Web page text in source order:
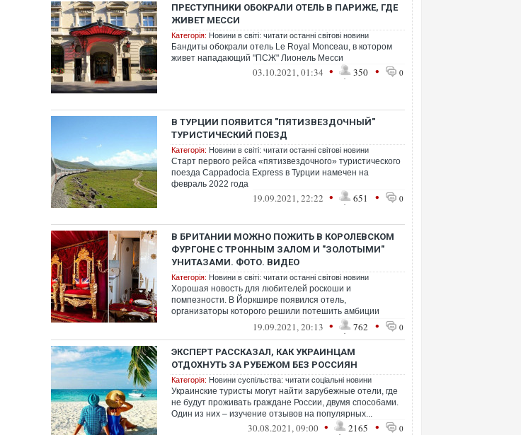
ПРЕСТУПНИКИ ОБОКРАЛИ ОТЕЛЬ В ПАРИЖЕ, ГДЕ
ЖИВЕТ МЕССИ
Категорія: Новини в світі: читати останні світові новини
Бандиты обокрали отель Le Royal Monceau, в котором
живет нападающий "ПСЖ" Лионель Месси
03.10.2021, 01:34 • 350 • 0
В ТУРЦИИ ПОЯВИТСЯ "ПЯТИЗВЕЗДОЧНЫЙ"
ТУРИСТИЧЕСКИЙ ПОЕЗД
Категорія: Новини в світі: читати останні світові новини
Старт первого рейса «пятизвездочного» туристического
поезда Cappadocia Express в Турции намечен на
февраль 2022 года
19.09.2021, 22:22 • 651 • 0
В БРИТАНИИ МОЖНО ПОЖИТЬ В КОРОЛЕВСКОМ
ФУРГОНЕ С ТРОННЫМ ЗАЛОМ И "ЗОЛОТЫМИ"
УНИТАЗАМИ. ФОТО. ВИДЕО
Категорія: Новини в світі: читати останні світові новини
Хорошая новость для любителей роскоши и
помпезности. В Йоркшире появился отель,
организаторы которого решили потешить амбиции
постояльцев с аристократ...19.09.2021, 20:13 • 762 • 0
ЭКСПЕРТ РАССКАЗАЛ, КАК УКРАИНЦАМ
ОТДОХНУТЬ ЗА РУБЕЖОМ БЕЗ РОССИЯН
Категорія: Новини суспільства: читати соціальні новини
Украинские туристы могут найти зарубежные отели, где
не будут проживать граждане России, двумя способами.
Один из них – изучение отзывов на популярных...
30.08.2021, 09:00 • 2165 • 0